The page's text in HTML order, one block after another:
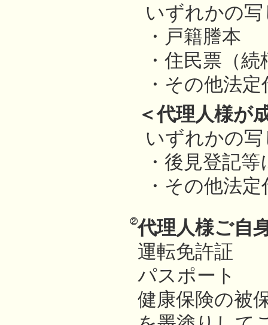
いずれかの写
・ 戸籍謄本
・住民票（続
・ その他法
＜代理人様が
いずれかの写
・後見登記等
・ その他法
②代理人様ご自
運転免許証
パスポート
健康保険の被